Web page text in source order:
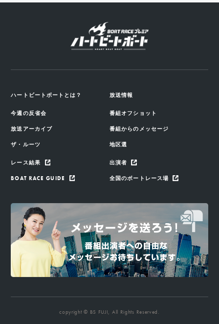
ハートビートボートとは？ 放送情報
今週の反省会 番組オフショット
放送アーカイブ 番組からのメッセージ
ザ・ルーツ 地区選
レース結果 出演者
BOAT RACE GUIDE 全国のボートレース場
copyright © BS FUJI, All Rights Reserved.